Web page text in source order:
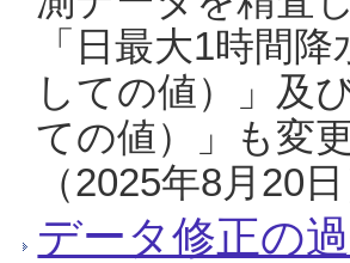
「日最大1時間
しての値）」及
ての値）」も変
（2025年8月20日
データ修正の